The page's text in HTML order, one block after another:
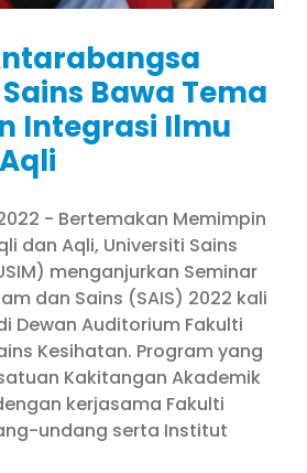
Bawa Tema
Integrasi Ilmu
2022 - Bertemakan Memimpin
dan Aqli, Universiti Sains
menganjurkan Seminar
dan Sains (SAIS) 2022 kali
Dewan Auditorium Fakulti
Kesihatan. Program yang
Kakitangan Akademik
kerjasama Fakulti
undang serta Institut